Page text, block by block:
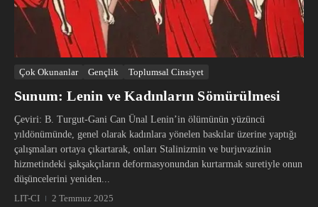
Çok Okunanlar Gençlik Toplumsal Cinsiyet
Sunum: Lenin ve Kadınların Sömürülmesi
Çeviri: B. Turgut-Gani Can Ünal Lenin’in ölümünün yüzüncü
yıldönümünde, genel olarak kadınlara yönelen baskılar üzerine yaptığı
çalışmaları ortaya çıkartarak, onları Stalinizmin ve burjuvazinin
hizmetindeki şakşakçıların deformasyonundan kurtarmak suretiyle onun
düşüncelerini yeniden...
LIT-CI
2 Temmuz 2025